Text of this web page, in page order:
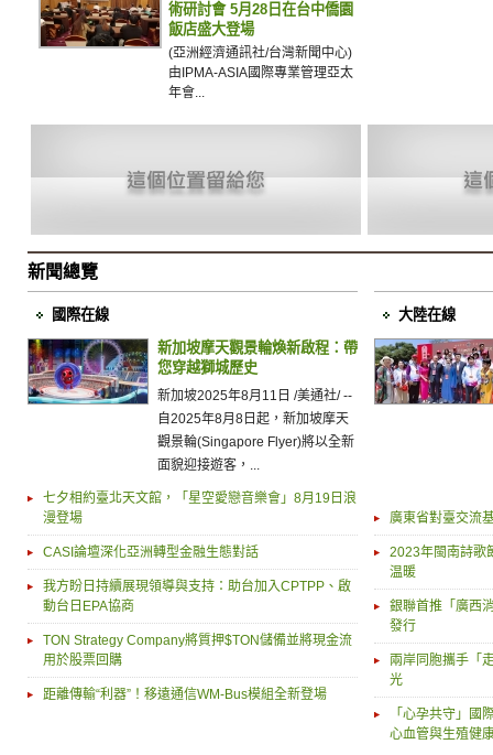
術研討會 5月28日在台中僑園
飯店盛大登場
(亞洲經濟通訊社/台灣新聞中心)
由IPMA-ASIA國際專業管理亞太
年會...
新聞總覽
國際在線
新加坡摩天觀景輪煥新啟程：帶
您穿越獅城歷史
新加坡2025年8月11日 /美通社/ --
自2025年8月8日起，新加坡摩天
觀景輪(Singapore Flyer)將以全新
面貌迎接遊客，...
七夕相約臺北天文館，「星空愛戀音樂會」8月19日浪
漫登場
CASI論壇深化亞洲轉型金融生態對話
我方盼日持續展現領導與支持：助台加入CPTPP、啟
動台日EPA協商
TON Strategy Company將質押$TON儲備並將現金流
用於股票回購
距離傳輸“利器”！移遠通信WM-Bus模組全新登場
大陸在線
廣東省對臺交流
2023年閩南詩歌
温暖
銀聯首推「廣西
發行
兩岸同胞攜手「
光
「心孕共守」國
心血管與生殖健